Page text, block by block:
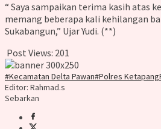
“ Saya sampaikan terima kasih atas
memang beberapa kali kehilangan
Sukabangun,” Ujar Yudi. (**)
Post Views: 201
#Kecamatan Delta Pawan#Polres Ketapang
Editor: Rahmad.s
Sebarkan